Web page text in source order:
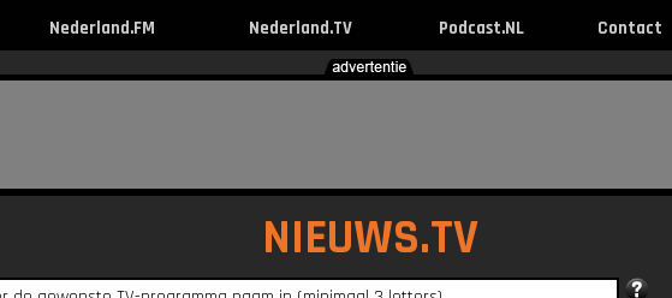
Nederland.FM Nederland.TV Podcast.NL Contact
NIEUWS.TV